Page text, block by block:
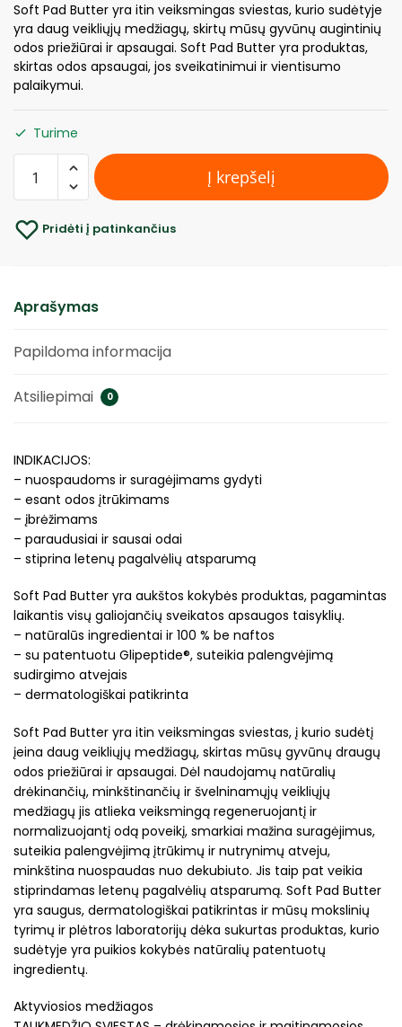
Soft Pad Butter yra itin veiksmingas sviestas, kurio sudėtyje
yra daug veikliųjų medžiagų, skirtų mūsų gyvūnų augintinių
odos priežiūrai ir apsaugai. Soft Pad Butter yra produktas,
skirtas odos apsaugai, jos sveikatinimui ir vientisumo
palaikymui.
Turime
Į krepšelį
Pridėti į patinkančius
Aprašymas
Papildoma informacija
Atsiliepimai 0
INDIKACIJOS:
– nuospaudoms ir suragėjimams gydyti
– esant odos įtrūkimams
– įbrėžimams
– paraudusiai ir sausai odai
– stiprina letenų pagalvėlių atsparumą
Soft Pad Butter yra aukštos kokybės produktas, pagamintas
laikantis visų galiojančių sveikatos apsaugos taisyklių.
– natūralūs ingredientai ir 100 % be naftos
– su patentuotu Glipeptide®, suteikia palengvėjimą
sudirgimo atvejais
– dermatologiškai patikrinta
Soft Pad Butter yra itin veiksmingas sviestas, į kurio sudėtį
įeina daug veikliųjų medžiagų, skirtas mūsų gyvūnų draugų
odos priežiūrai ir apsaugai. Dėl naudojamų natūralių
drėkinančių, minkštinančių ir švelninamųjų veikliųjų
medžiagų jis atlieka veiksmingą regeneruojantį ir
normalizuojantį odą poveikį, smarkiai mažina suragėjimus,
suteikia palengvėjimą įtrūkimų ir nutrynimų atveju,
minkština nuospaudas nuo dekubiuto. Jis taip pat veikia
stiprindamas letenų pagalvėlių atsparumą. Soft Pad Butter
yra saugus, dermatologiškai patikrintas ir mūsų mokslinių
tyrimų ir plėtros laboratorijų dėka sukurtas produktas, kurio
sudėtyje yra puikios kokybės natūralių patentuotų
ingredientų.
Aktyviosios medžiagos